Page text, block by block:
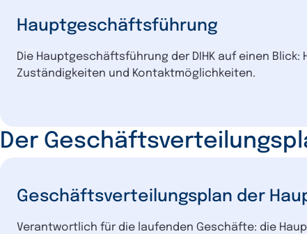
Hauptgeschäftsführung
Die Hauptgeschäftsführung der DIHK auf einen
Zuständigkeiten und Kontaktmöglichkeiten.
Der
Geschäftsverteilungsplan der
Verantwortlich für die laufenden Geschäfte: die